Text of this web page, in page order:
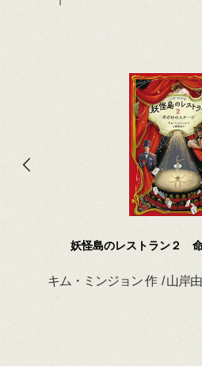
妖怪島のレストラン２
キム・ミンジョン 作 / 山岸